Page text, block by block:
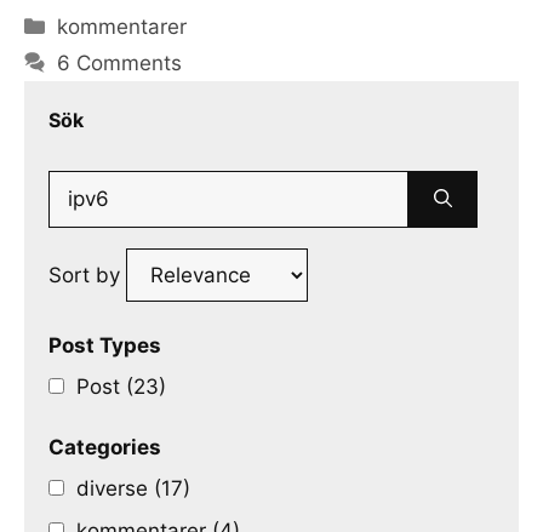
Categories
kommentarer
6 Comments
Sök
Search
for:
Sort by
Post Types
Post (23)
Categories
diverse (17)